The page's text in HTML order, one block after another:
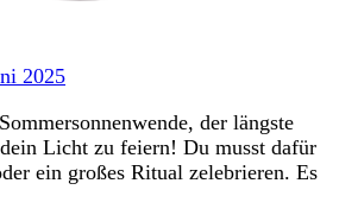
2025
der längste
Licht zu feiern! Du musst dafür
ein großes Ritual zelebrieren. Es